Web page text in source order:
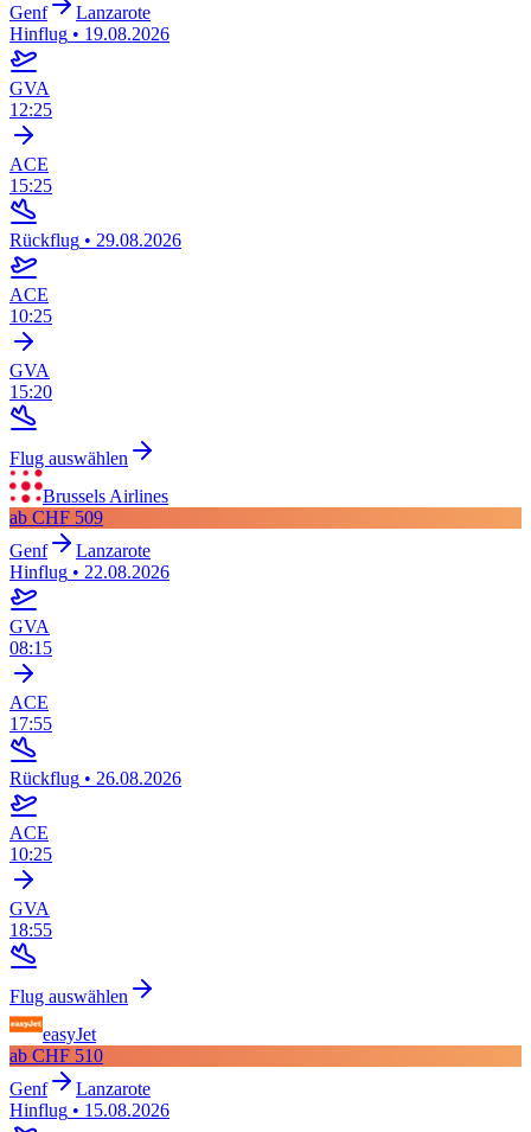
Genf
Lanzarote
Hinflug • 19.08.2026
GVA
12:25
ACE
15:25
Rückflug • 29.08.2026
ACE
10:25
GVA
15:20
Flug auswählen
Brussels Airlines
ab CHF 509
Genf
Lanzarote
Hinflug • 22.08.2026
GVA
08:15
ACE
17:55
Rückflug • 26.08.2026
ACE
10:25
GVA
18:55
Flug auswählen
easyJet
ab CHF 510
Genf
Lanzarote
Hinflug • 15.08.2026